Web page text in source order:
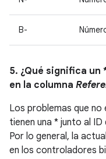
B-
5. ¿Qué significa un
en la columna
Los problemas que no
tienen una * junto al
Por lo general, la
en los controladores